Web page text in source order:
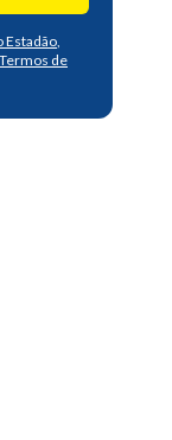
Estadão
Termos de